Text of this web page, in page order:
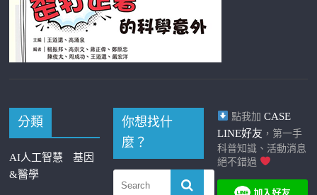
分類
AI人工智慧
基因
&醫學
你想找什
麼？
點我加 CASE
LINE好友 ，第一手
科普知識、活動消息
絕不錯過